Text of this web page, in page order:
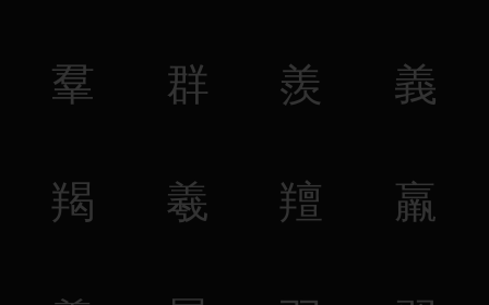
羣 群 羨 義
羯 羲 羶 羸